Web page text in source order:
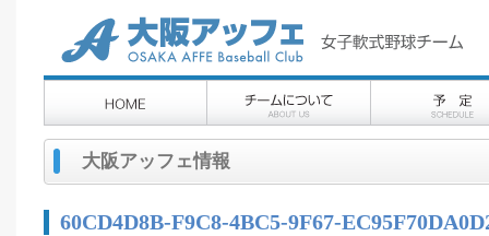
大阪アッフェ情報
60CD4D8B-F9C8-4BC5-9F67-